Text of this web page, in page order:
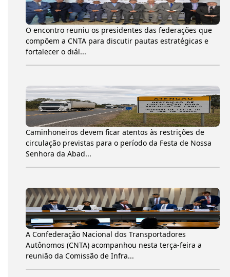
O encontro reuniu os presidentes das federações que
compõem a CNTA para discutir pautas estratégicas e
fortalecer o diál...
Caminhoneiros devem ficar atentos às restrições de
circulação previstas para o período da Festa de Nossa
Senhora da Abad...
A Confederação Nacional dos Transportadores
Autônomos (CNTA) acompanhou nesta terça-feira a
reunião da Comissão de Infra...